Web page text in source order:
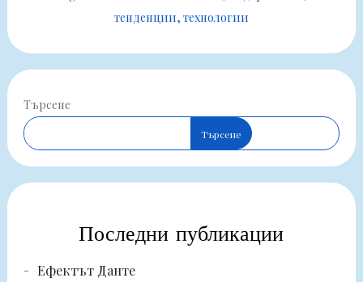
тенденции технологии
Търсене
Търсене
Последни публикации
Ефектът Данте